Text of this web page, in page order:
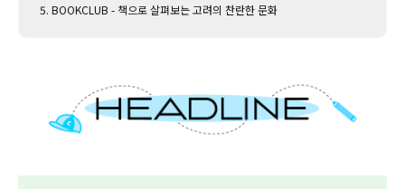
BOOKCLUB - 책으로 살펴보는 고려의 찬란한 문화